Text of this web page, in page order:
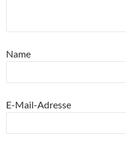
Name
E-Mail-Adresse